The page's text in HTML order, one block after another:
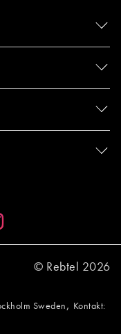
© Rebtel 2026
Sweden ,
Kontakt: